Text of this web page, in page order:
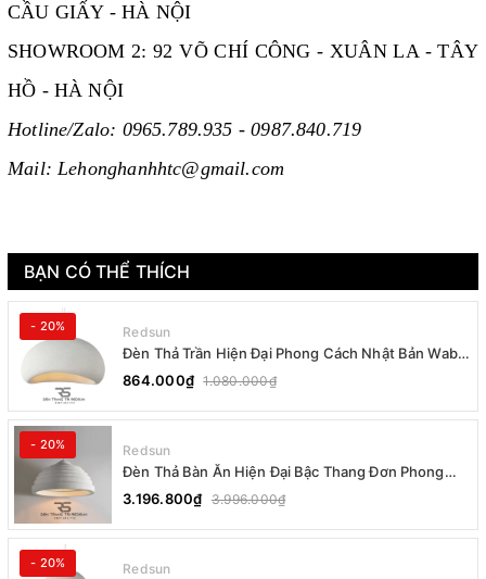
CẦU GIẤY - HÀ NỘI
SHOWROOM 2: 92 VÕ CHÍ CÔNG - XUÂN LA - TÂY
HỒ - HÀ NỘI
Hotline/Zalo: 0965.789.935 - 0987.840.719
Mail: Lehonghanhhtc@gmail.com
BẠN CÓ THỂ THÍCH
- 20% Redsun
Đèn Thả Trần Hiện Đại Phong Cách Nhật Bản Wabi-
sabi CDT-T036 Dáng B
864.000₫ 1.080.000₫
- 20% Redsun
Đèn Thả Bàn Ăn Hiện Đại Bậc Thang Đơn Phong
Cách Nhật Bản Wabi-sabi DC-T078B
3.196.800₫ 3.996.000₫
- 20% Redsun